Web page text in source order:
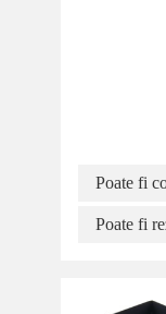
Poate fi
Poate fi